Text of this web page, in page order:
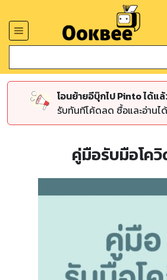
โอนย้ายอีบุ๊กไป Pinto ได้แ
รับทันทีโค้ดลด ซื้อและอ่านไ
คู่มือรับมือโควิ